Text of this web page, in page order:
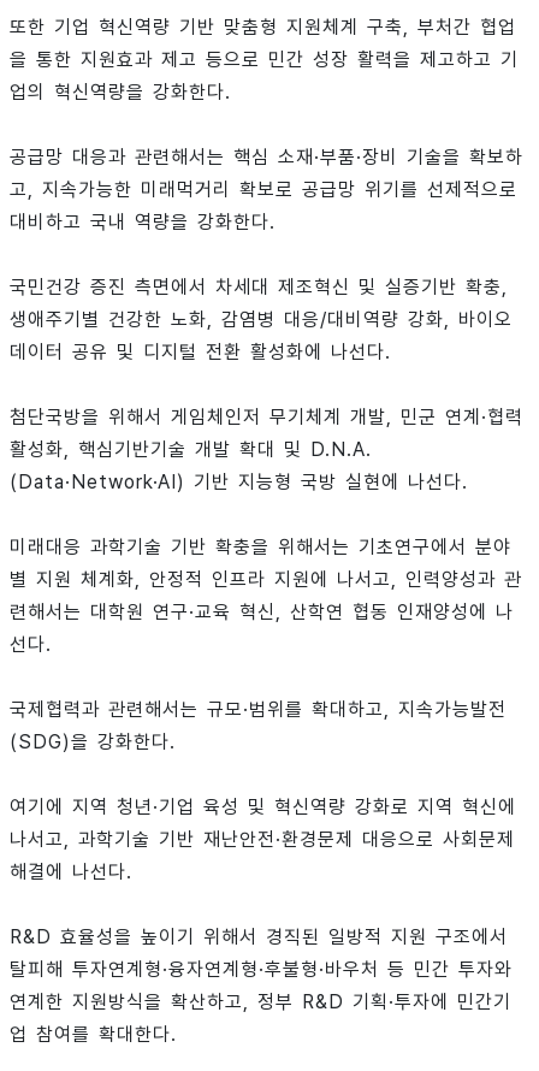
또한 기업 혁신역량 기반 맞춤형 지원체계 구축, 부처간 협업
을 통한 지원효과 제고 등으로 민간 성장 활력을 제고하고 기
업의 혁신역량을 강화한다.
공급망 대응과 관련해서는 핵심 소재·부품·장비 기술을 확보하
고, 지속가능한 미래먹거리 확보로 공급망 위기를 선제적으로
대비하고 국내 역량을 강화한다.
국민건강 증진 측면에서 차세대 제조혁신 및 실증기반 확충,
생애주기별 건강한 노화, 감염병 대응/대비역량 강화, 바이오
데이터 공유 및 디지털 전환 활성화에 나선다.
첨단국방을 위해서 게임체인저 무기체계 개발, 민군 연계·협력
활성화, 핵심기반기술 개발 확대 및 D.N.A.
(Data·Network·AI) 기반 지능형 국방 실현에 나선다.
미래대응 과학기술 기반 확충을 위해서는 기초연구에서 분야
별 지원 체계화, 안정적 인프라 지원에 나서고, 인력양성과 관
련해서는 대학원 연구·교육 혁신, 산학연 협동 인재양성에 나
선다.
국제협력과 관련해서는 규모·범위를 확대하고, 지속가능발전
(SDG)을 강화한다.
여기에 지역 청년·기업 육성 및 혁신역량 강화로 지역 혁신에
나서고, 과학기술 기반 재난안전·환경문제 대응으로 사회문제
해결에 나선다.
R&D 효율성을 높이기 위해서 경직된 일방적 지원 구조에서
탈피해 투자연계형·융자연계형·후불형·바우처 등 민간 투자와
연계한 지원방식을 확산하고, 정부 R&D 기획·투자에 민간기
업 참여를 확대한다.